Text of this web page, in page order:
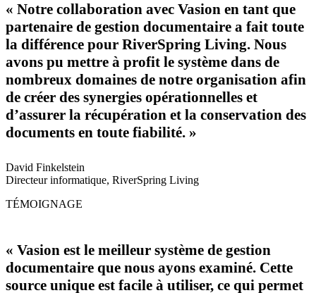
« Notre collaboration avec Vasion en tant que
partenaire de gestion documentaire a fait toute
la différence pour RiverSpring Living. Nous
avons pu mettre à profit le système dans de
nombreux domaines de notre organisation afin
de créer des synergies opérationnelles et
d’assurer la récupération et la conservation des
documents en toute fiabilité. »
David Finkelstein
Directeur informatique, RiverSpring Living
TÉMOIGNAGE
« Vasion est le meilleur système de gestion
documentaire que nous ayons examiné. Cette
source unique est facile à utiliser, ce qui permet